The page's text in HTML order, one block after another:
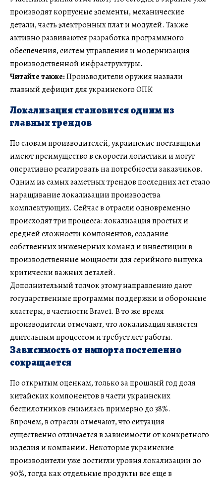
производят корпусные элементы, механические
детали, часть электронных плат и модулей. Также
активно развиваются разработка программного
обеспечения, систем управления и модернизация
производственной инфраструктуры.
Читайте также:Производители оружия назвали
главный дефицит для украинского ОПК
Локализация становится одним из
главных трендов
По словам производителей, украинские поставщики
имеют преимущество в скорости логистики и могут
оперативно реагировать на потребности заказчиков.
Одним из самых заметных трендов последних лет стало
наращивание локализации производства
комплектующих. Сейчас в отрасли одновременно
происходят три процесса: локализация простых и
средней сложности компонентов, создание
собственных инженерных команд и инвестиции в
производственные мощности для серийного выпуска
критически важных деталей.
Дополнительный толчок этому направлению дают
государственные программы поддержки и оборонные
кластеры, в частности Brave1. В то же время
производители отмечают, что локализация является
длительным процессом и требует лет работы.
Зависимость от импорта постепенно
сокращается
По открытым оценкам, только за прошлый год доля
китайских компонентов в части украинских
беспилотников снизилась примерно до 38%.
Впрочем, в отрасли отмечают, что ситуация
существенно отличается в зависимости от конкретного
изделия и компании. Некоторые украинские
производители уже достигли уровня локализации до
90%, тогда как отдельные продукты все еще в